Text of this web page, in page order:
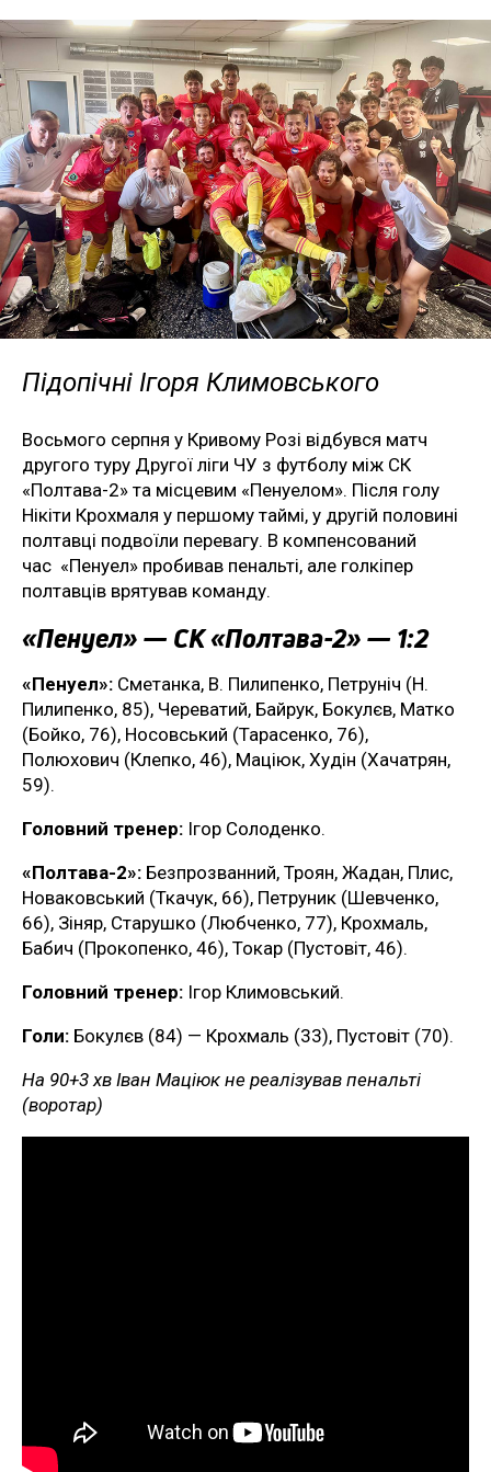
Підопічні Ігоря Климовського
Восьмого серпня у Кривому Розі відбувся матч
другого туру Другої ліги ЧУ з футболу між СК
«Полтава-2» та місцевим «Пенуелом». Після голу
Нікіти Крохмаля у першому таймі, у другій половині
полтавці подвоїли перевагу. В компенсований
час «Пенуел» пробивав пенальті, але голкіпер
полтавців врятував команду.
«Пенуел» — СК «Полтава-2» — 1:2
«Пенуел»: Сметанка, В. Пилипенко, Петруніч (Н.
Пилипенко, 85), Череватий, Байрук, Бокулєв, Матко
(Бойко, 76), Носовський (Тарасенко, 76),
Полюхович (Клепко, 46), Маціюк, Худін (Хачатрян,
59).
Головний тренер: Ігор Солоденко.
«Полтава-2»: Безпрозванний, Троян, Жадан, Плис,
Новаковський (Ткачук, 66), Петруник (Шевченко,
66), Зіняр, Старушко (Любченко, 77), Крохмаль,
Бабич (Прокопенко, 46), Токар (Пустовіт, 46).
Головний тренер: Ігор Климовський.
Голи: Бокулєв (84) — Крохмаль (33), Пустовіт (70).
На 90+3 хв Іван Маціюк не реалізував пенальті
(воротар)